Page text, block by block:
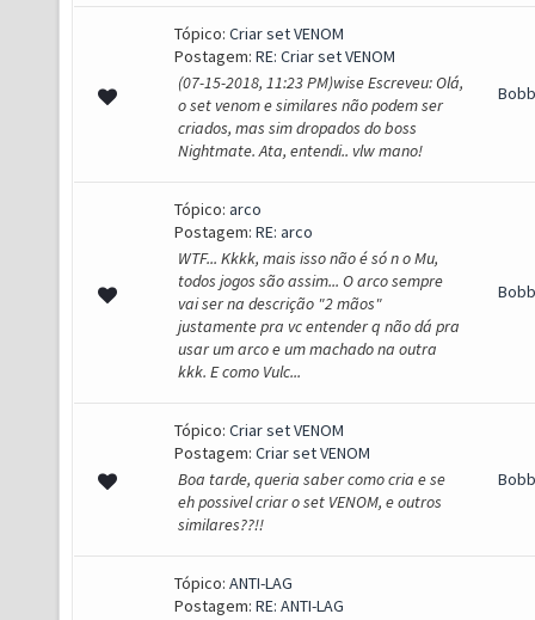
Tópico: Criar set VENOM
Postagem: RE: Criar set VENOM
(07-15-2018, 11:23 PM)wise Escreveu: Olá,
o set venom e similares não podem ser
criados, mas sim dropados do boss
Nightmate. Ata, entendi.. vlw mano!
Tópico: arco
Postagem: RE: arco
WTF... Kkkk, mais isso não é só n o Mu,
todos jogos são assim... O arco sempre
vai ser na descrição "2 mãos"
justamente pra vc entender q não dá pra
usar um arco e um machado na outra
kkk. E como Vulc...
Tópico: Criar set VENOM
Postagem: Criar set VENOM
Boa tarde, queria saber como cria e se
eh possivel criar o set VENOM, e outros
similares??!!
Tópico: ANTI-LAG
Postagem: RE: ANTI-LAG